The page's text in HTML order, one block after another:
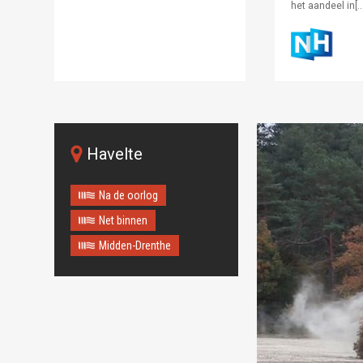
het aandeel
Havelte
Na de oorlog
Net binnen
Midden-Drenthe